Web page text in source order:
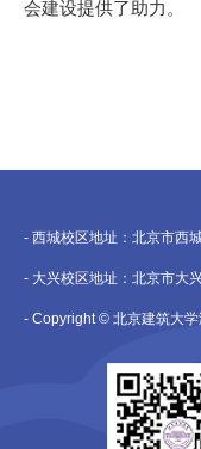
会建设提供了助力。
- 西城校区地址：北京市西
- 大兴校区地址：北京市大
- Copyright © 北京建筑大